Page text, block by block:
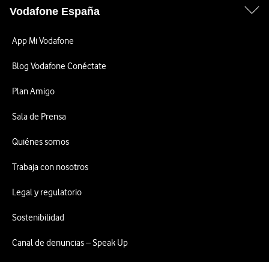
Vodafone España
App Mi Vodafone
Blog Vodafone Conéctate
Plan Amigo
Sala de Prensa
Quiénes somos
Trabaja con nosotros
Legal y regulatorio
Sostenibilidad
Canal de denuncias – Speak Up